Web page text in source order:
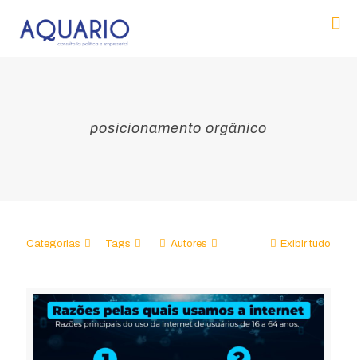
posicionamento orgânico
Categorias Tags Autores Exibir tudo